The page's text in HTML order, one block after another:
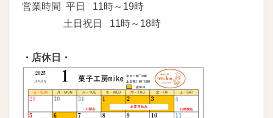
営業時間 平日 11時～19時
土日祝日 11時～18時
・店休日・